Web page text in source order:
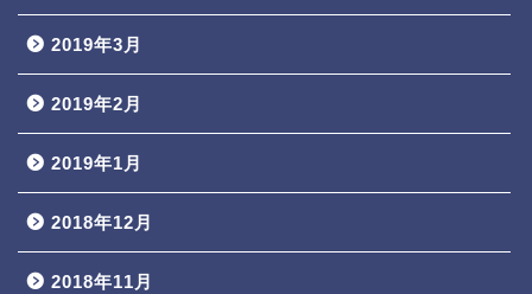
2019年3月
2019年2月
2019年1月
2018年12月
2018年11月